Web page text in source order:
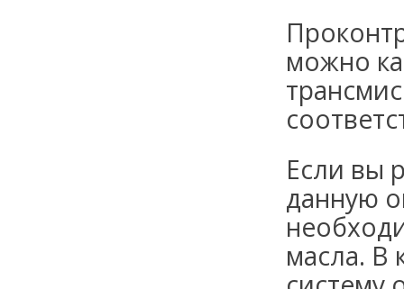
можно
Если вы
данную
масла. В